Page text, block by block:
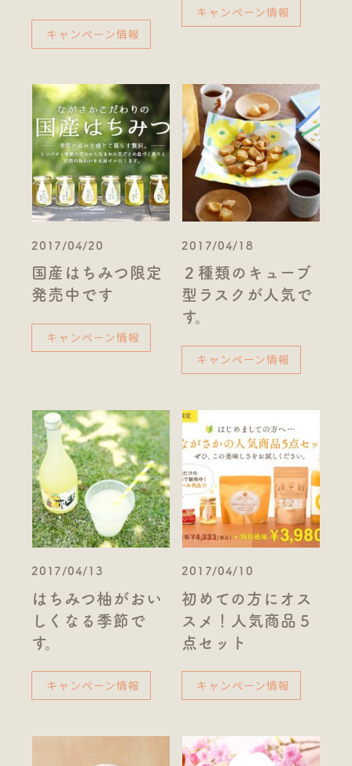
キャンペーン情報
キャンペーン情報
2017/04/20
国産はちみつ限定
発売中です
キャンペーン情報
2017/04/18
２種類のキューブ
型ラスクが人気で
す。
キャンペーン情報
2017/04/13
はちみつ柚がおい
しくなる季節で
す。
キャンペーン情報
2017/04/10
初めての方にオス
スメ！人気商品５
点セット
キャンペーン情報